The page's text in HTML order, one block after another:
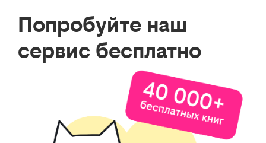
Попробуйте наш
сервис бесплатно